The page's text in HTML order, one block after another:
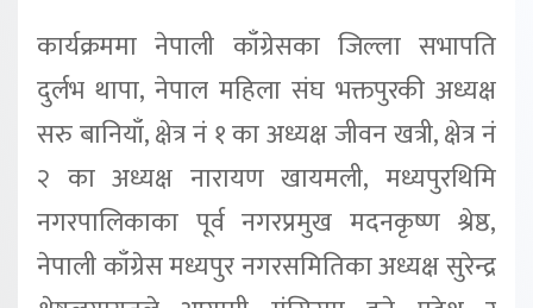
कार्यक्रममा नेपाली काँग्रेसका जिल्ला सभापति
दुर्लभ थापा, नेपाल महिला संघ भक्तपुरकी अध्यक्ष
सरु बानियाँ, क्षेत्र नं १ का अध्यक्ष जीवन खत्री, क्षेत्र नं
२ का अध्यक्ष नारायण खायमली, मध्यपुरथिमि
नगरपालिकाका पूर्व नगरप्रमुख मदनकृष्ण श्रेष्ठ,
नेपाली काँग्रेस मध्यपुर नगरसमितिका अध्यक्ष सुरेन्द्र